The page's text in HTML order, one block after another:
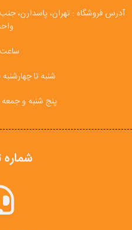
آدرس فروشگاه : تهران، پاسدارن،
واحد
شنبه تا چهارشنبه
پنج شنبه و جمعه ساعت